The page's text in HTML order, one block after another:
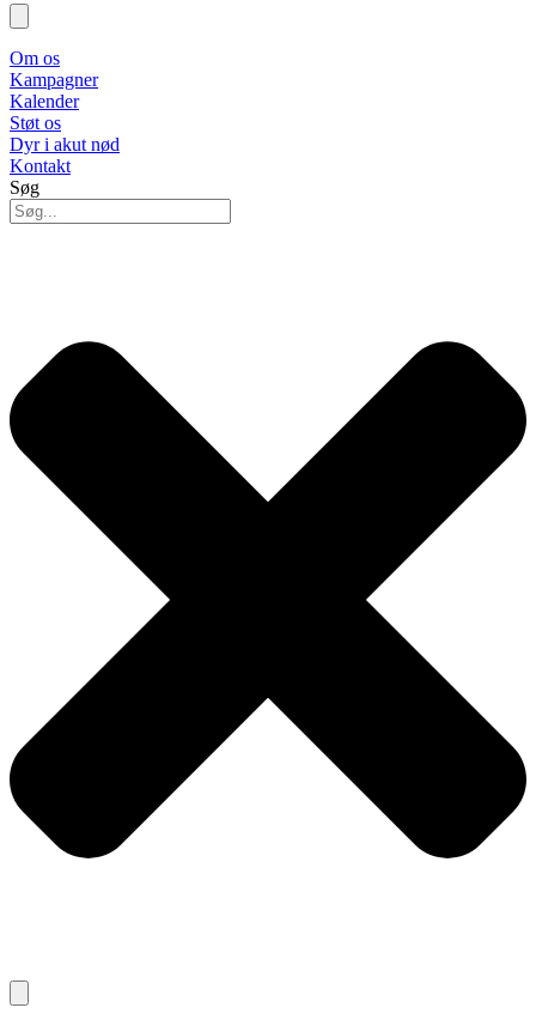
Om os
Kampagner
Kalender
Støt os
Dyr i akut nød
Kontakt
Søg